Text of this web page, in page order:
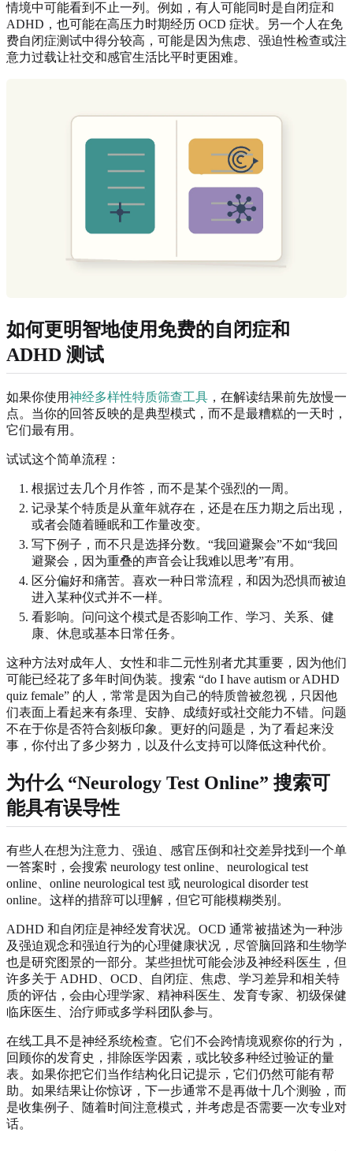
情境中可能看到不止一列。例如，有人可能同时是自闭症和
ADHD，也可能在高压力时期经历 OCD 症状。另一个人在免
费自闭症测试中得分较高，可能是因为焦虑、强迫性检查或注
意力过载让社交和感官生活比平时更困难。
如何更明智地使用免费的自闭症和
ADHD 测试
如果你使用神经多样性特质筛查工具 ，在解读结果前先放慢一
点。当你的回答反映的是典型模式，而不是最糟糕的一天时，
它们最有用。
试试这个简单流程：
根据过去几个月作答，而不是某个强烈的一周。
记录某个特质是从童年就存在，还是在压力期之后出现，
或者会随着睡眠和工作量改变。
写下例子，而不只是选择分数。“我回避聚会”不如“我回
避聚会，因为重叠的声音会让我难以思考”有用。
区分偏好和痛苦。喜欢一种日常流程，和因为恐惧而被迫
进入某种仪式并不一样。
看影响。问问这个模式是否影响工作、学习、关系、健
康、休息或基本日常任务。
这种方法对成年人、女性和非二元性别者尤其重要，因为他们
可能已经花了多年时间伪装。搜索 “do I have autism or ADHD
quiz female” 的人，常常是因为自己的特质曾被忽视，只因他
们表面上看起来有条理、安静、成绩好或社交能力不错。问题
不在于你是否符合刻板印象。更好的问题是，为了看起来没
事，你付出了多少努力，以及什么支持可以降低这种代价。
为什么 “Neurology Test Online” 搜索可
能具有误导性
有些人在想为注意力、强迫、感官压倒和社交差异找到一个单
一答案时，会搜索 neurology test online、neurological test
online、online neurological test 或 neurological disorder test
online。这样的措辞可以理解，但它可能模糊类别。
ADHD 和自闭症是神经发育状况。OCD 通常被描述为一种涉
及强迫观念和强迫行为的心理健康状况，尽管脑回路和生物学
也是研究图景的一部分。某些担忧可能会涉及神经科医生，但
许多关于 ADHD、OCD、自闭症、焦虑、学习差异和相关特
质的评估，会由心理学家、精神科医生、发育专家、初级保健
临床医生、治疗师或多学科团队参与。
在线工具不是神经系统检查。它们不会跨情境观察你的行为，
回顾你的发育史，排除医学因素，或比较多种经过验证的量
表。如果你把它们当作结构化日记提示，它们仍然可能有帮
助。如果结果让你惊讶，下一步通常不是再做十几个测验，而
是收集例子、随着时间注意模式，并考虑是否需要一次专业对
话。